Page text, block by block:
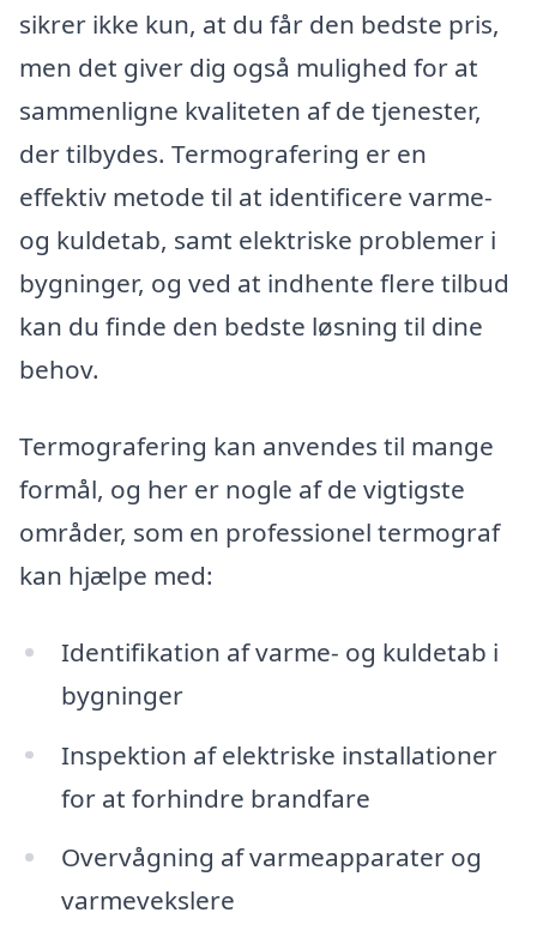
sikrer ikke kun, at du får den bedste pris,
men det giver dig også mulighed for at
sammenligne kvaliteten af de tjenester,
der tilbydes. Termografering er en
effektiv metode til at identificere varme-
og kuldetab, samt elektriske problemer i
bygninger, og ved at indhente flere tilbud
kan du finde den bedste løsning til dine
behov.
Termografering kan anvendes til mange
formål, og her er nogle af de vigtigste
områder, som en professionel termograf
kan hjælpe med:
Identifikation af varme- og kuldetab i
bygninger
Inspektion af elektriske installationer
for at forhindre brandfare
Overvågning af varmeapparater og
varmevekslere